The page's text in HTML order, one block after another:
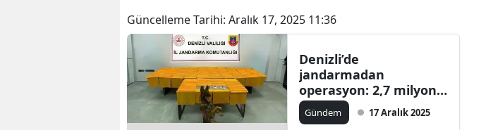
Balıkesir
Bingöl
Bitlis
Güncelleme Tarihi: Aralık 17, 2025 11:36
Denizli’de
jandarmadan
operasyon: 2,7 milyon
kullanımlık uyuşturucu
yakalandı
Gündem 17 Aralık 2025